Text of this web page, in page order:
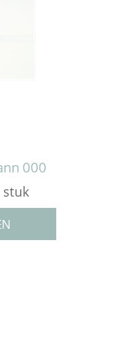
000
stuk